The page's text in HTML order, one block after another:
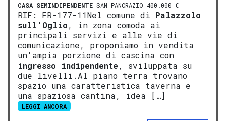
CASA SEMINDIPENDENTE SAN PANCRAZIO 400.000 €
RIF: FR-177-11Nel comune di Palazzolo
sull'Oglio, in zona comoda ai
principali servizi e alle vie di
comunicazione, proponiamo in vendita
un'ampia porzione di cascina con
ingresso indipendente, sviluppata su
due livelli.Al piano terra trovano
spazio una caratteristica taverna e
una spaziosa cantina, idea […]
LEGGI ANCORA